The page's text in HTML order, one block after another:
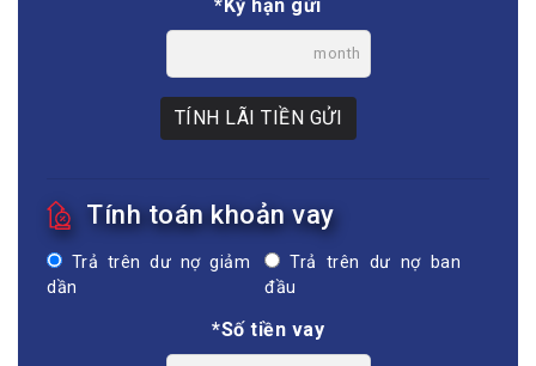
*Kỳ hạn gửi
month
TÍNH LÃI TIỀN GỬI
Tính toán khoản vay
Trả trên dư nợ giảm
dần
Trả trên dư nợ ban
đầu
*Số tiền vay